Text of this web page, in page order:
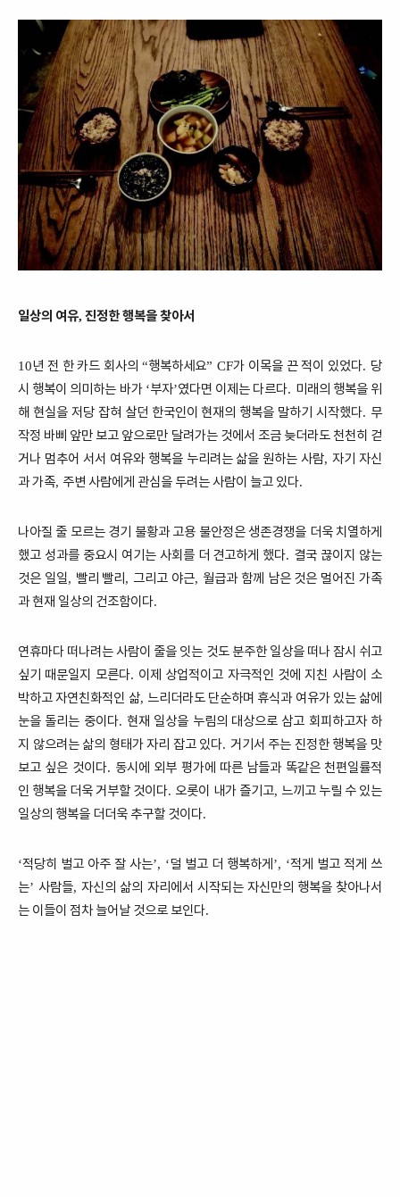
일상의 여유, 진정한 행복을 찾아서
10년 전 한 카드 회사의“행복하세요” CF가 이목을 끈 적이 있었다. 당
시 행복이 의미하는 바가 ‘부자’였다면 이제는 다르다. 미래의 행복을 위
해 현실을 저당 잡혀 살던 한국인이 현재의 행복을 말하기 시작했다. 무
작정 바삐 앞만 보고 앞으로만 달려가는 것에서 조금 늦더라도 천천히 걷
거나 멈추어 서서 여유와 행복을 누리려는 삶을 원하는 사람,자기 자신
과 가족, 주변 사람에게 관심을 두려는 사람이 늘고 있다.
나아질 줄 모르는 경기 불황과 고용 불안정은 생존경쟁을 더욱 치열하게
했고 성과를 중요시 여기는 사회를 더 견고하게 했다. 결국 끊이지 않는
것은 일일, 빨리 빨리 , 그리고 야근, 월급과 함께 남은 것은 멀어진 가족
과 현재 일상의 건조함이다.
연휴마다 떠나려는 사람이 줄을 잇는 것도 분주한 일상을 떠나 잠시 쉬고
싶기 때문일지 모른다. 이제 상업적이고 자극적인 것에 지친 사람이 소
박하고 자연친화적인 삶, 느리더라도 단순하며 휴식과 여유가 있는 삶에
눈을 돌리는 중이다.현재 일상을 누림의 대상으로 삼고 회피하고자 하
지 않으려는 삶의 형태가 자리 잡고 있다. 거기서 주는 진정한 행복을 맛
보고 싶은 것이다. 동시에 외부 평가에 따른 남들과 똑같은 천편일률적
인 행복을 더욱 거부할 것이다. 오롯이 내가 즐기고, 느끼고 누릴 수 있는
일상의 행복을 더더욱 추구할 것이다.
‘적당히 벌고 아주 잘 사는’, ‘덜 벌고 더 행복하게 ’, ‘적게 벌고 적게 쓰
는’사람들,자신의 삶의 자리에서 시작되는 자신만의 행복을 찾아나서
는 이들이 점차 늘어날 것으로 보인다.